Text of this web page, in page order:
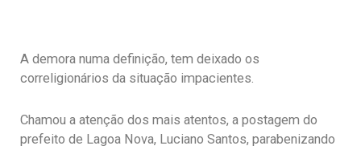
A demora numa definição, tem deixado os
correligionários da situação impacientes.
Chamou a atenção dos mais atentos, a postagem do
prefeito de Lagoa Nova, Luciano Santos, parabenizando